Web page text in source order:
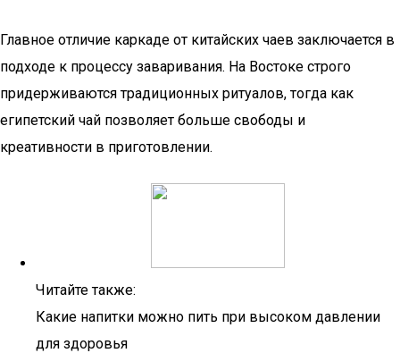
Главное отличие каркаде от китайских чаев заключается в
подходе к процессу заваривания. На Востоке строго
придерживаются традиционных ритуалов, тогда как
египетский чай позволяет больше свободы и
креативности в приготовлении.
Читайте также:
Какие напитки можно пить при высоком давлении
для здоровья